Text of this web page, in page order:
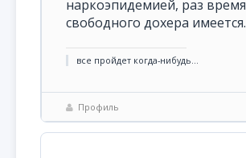
наркоэпидемией, раз время
свободного дохера имеется.
все пройдет когда-нибудь...
Профиль